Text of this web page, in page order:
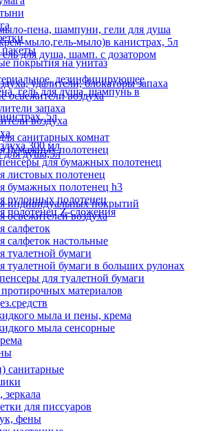
пакеты
покрытия на унитаз
пена, шампуни, гели для душа
мыло,гель-мыло)в канистрах, 5л
для душа, шамп. с дозатором
дезинфицирующее
гель для душа, шампунь в
5л
душа,5л
удалители, блокаторы запаха
освежители воздуха
запаха
воздуха
300 мл
санитарных комнат
бумажных полотенец
для бумажных полотенец
листовых полотенец
бумажных полотенец h3
рулонных полотенец
полотенец Z-сложения
индивидуальных покрытий
освежителей воздуха
салфеток
салфеток настольные
туалетной бумаги
туалетной бумаги в больших рулонах
для туалетной бумаги
материалов
мыла и пены, крема
мыла сенсорные
санитарные
для писсуаров
фены